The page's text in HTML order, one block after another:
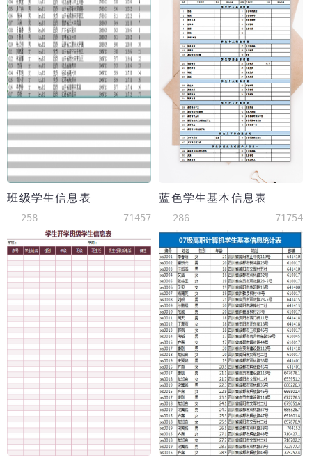
班级学生信息表
258 71457
蓝色学生基本信息表
286 71754